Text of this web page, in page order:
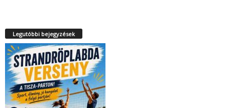
Legutóbbi bejegyzések